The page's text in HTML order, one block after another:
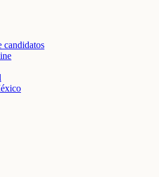
candidatos